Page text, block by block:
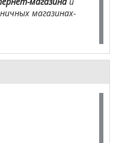
магазинах-